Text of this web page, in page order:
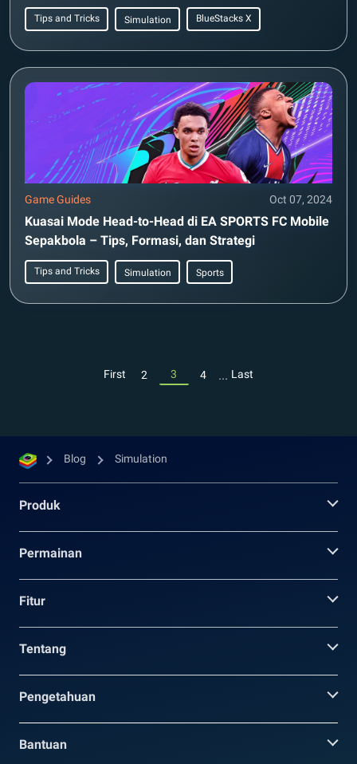
Tips and Tricks Simulation BlueStacks X
Game Guides Oct 07, 2024
Kuasai Mode Head-to-Head di EA SPORTS FC Mobile
Sepakbola – Tips, Formasi, dan Strategi
Tips and Tricks Simulation Sports
First 2 3 4 ... Last
Blog Simulation
Produk
Permainan
Fitur
Tentang
Pengetahuan
Bantuan